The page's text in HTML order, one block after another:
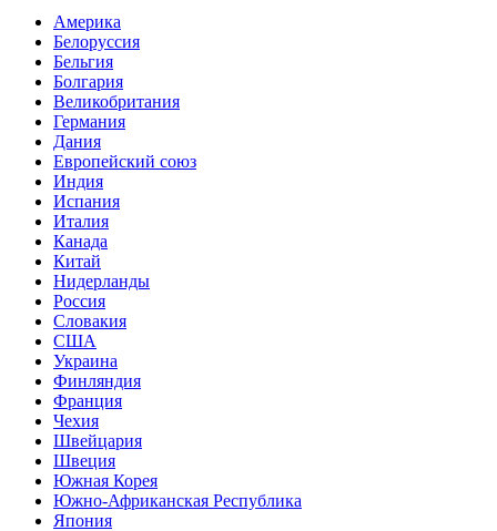
Америка
Белоруссия
Бельгия
Болгария
Великобритания
Германия
Дания
Европейский союз
Индия
Испания
Италия
Канада
Китай
Нидерланды
Россия
Словакия
США
Украина
Финляндия
Франция
Чехия
Швейцария
Швеция
Южная Корея
Южно-Африканская Республика
Япония